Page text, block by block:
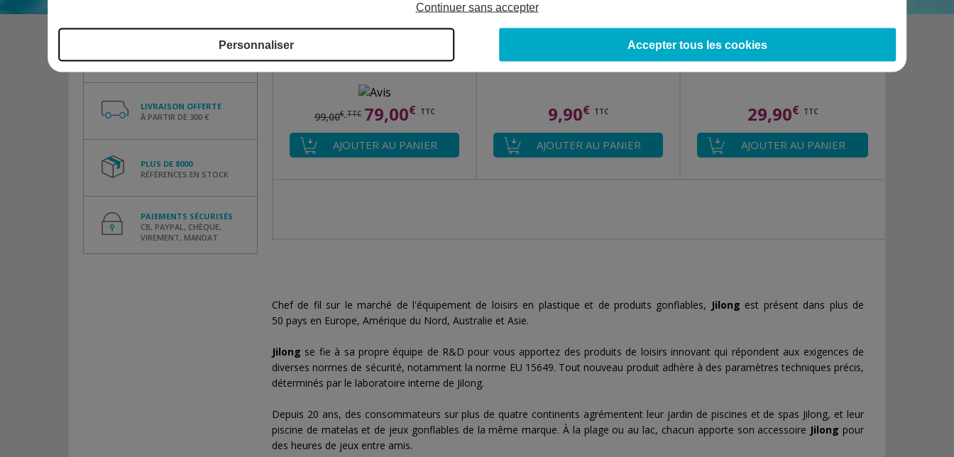
LIVRAISON OFFERTE
À PARTIR DE 300 €
PLUS DE 8000
RÉFÉRENCES EN STOCK
PAIEMENTS SÉCURISÉS
CB, PAYPAL, CHÈQUE,
VIREMENT, MANDAT
PISCINE AUTOPORTANTE MARIN - RONDE - Ø 3 M
X 0,76 M
99,00€ TTC 79,00€ TTC
AJOUTER AU PANIER
PISCINE GONFLABLE KIDDY
9,90€ TTC
AJOUTER AU PANIER
PISCINE GONFLABLE MULTICOLORE
29,90€ TTC
AJOUTER AU PANIER
Chef de fil sur le marché de l'équipement de loisirs en plastique et de produits gonflables, Jilong est présent dans plus de
50 pays en Europe, Amérique du Nord, Australie et Asie.
Jilong se fie à sa propre équipe de R&D pour vous apportez des produits de loisirs innovant qui répondent aux exigences de
diverses normes de sécurité, notamment la norme EU 15649. Tout nouveau produit adhère à des paramètres techniques précis,
déterminés par le laboratoire interne de Jilong.
Depuis 20 ans, des consommateurs sur plus de quatre continents agrémentent leur jardin de piscines et de spas Jilong, et leur
piscine de matelas et de jeux gonflables de la même marque. À la plage ou au lac, chacun apporte son accessoire Jilong pour
des heures de jeux entre amis.
Continuer sans accepter
Personnaliser Accepter tous les cookies